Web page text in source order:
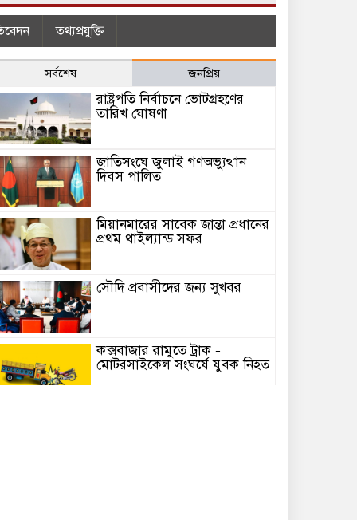
তথ্যপ্রযুক্তি
সর্বশেষ জনপ্রিয়
রাষ্ট্রপতি নির্বাচনে ভোটগ্রহণের
তারিখ ঘোষণা
জাতিসংঘে জুলাই গণঅভ্যুত্থান
দিবস পালিত
মিয়ানমারের সাবেক জান্তা প্রধানের
প্রথম থাইল্যান্ড সফর
সৌ‌দি প্রবাসীদের জন্য সুখবর
কক্সবাজার রামুতে ট্রাক –
মোটরসাইকেল সংঘর্ষে যুবক নিহত